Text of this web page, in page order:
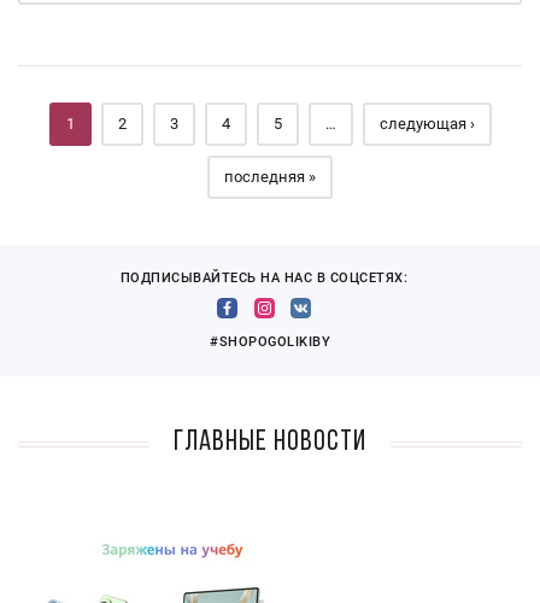
Страницы
1 2 3 4 5 … следующая ›
последняя »
ПОДПИСЫВАЙТЕСЬ НА НАС В СОЦСЕТЯХ:
#SHOPOGOLIKIBY
Главные новости